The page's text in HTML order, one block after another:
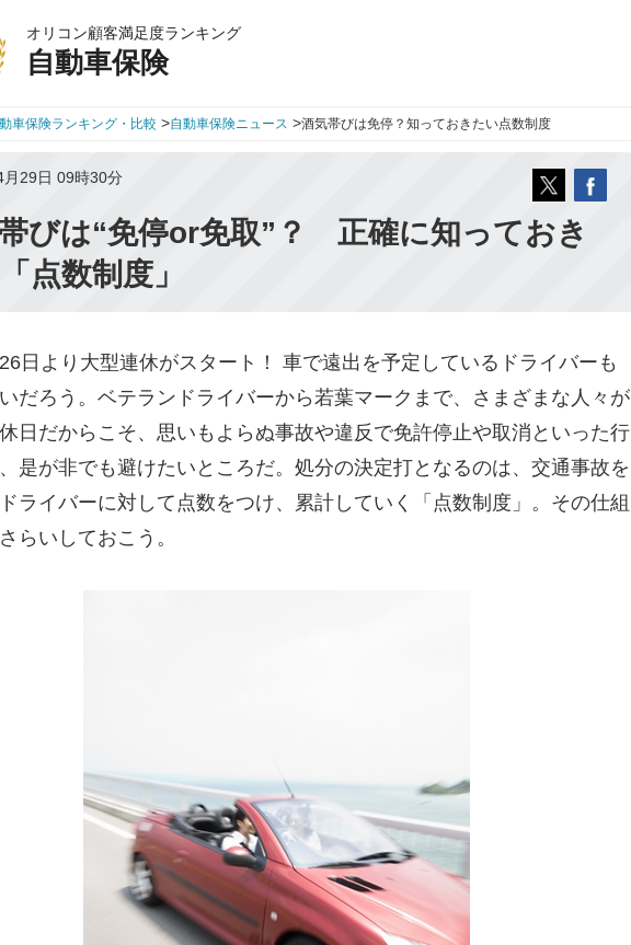
オリコン顧客満足度ランキング
自動車保険
車保険ランキング・比較 >自動車保険ニュース >酒気帯びは免停？知っておきたい点数制度
月29日 09時30分
びは“免停or免取”？ 正確に知っておき
点数制度」
日より大型連休がスタート！ 車で遠出を予定しているドライバーも
だろう。ベテランドライバーから若葉マークまで、さまざまな人々が
日だからこそ、思いもよらぬ事故や違反で免許停止や取消といった行
是が非でも避けたいところだ。処分の決定打となるのは、交通事故を
ライバーに対して点数をつけ、累計していく「点数制度」。その仕組
らいしておこう。